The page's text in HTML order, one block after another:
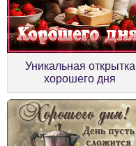
Уникальная открытка
хорошего дня